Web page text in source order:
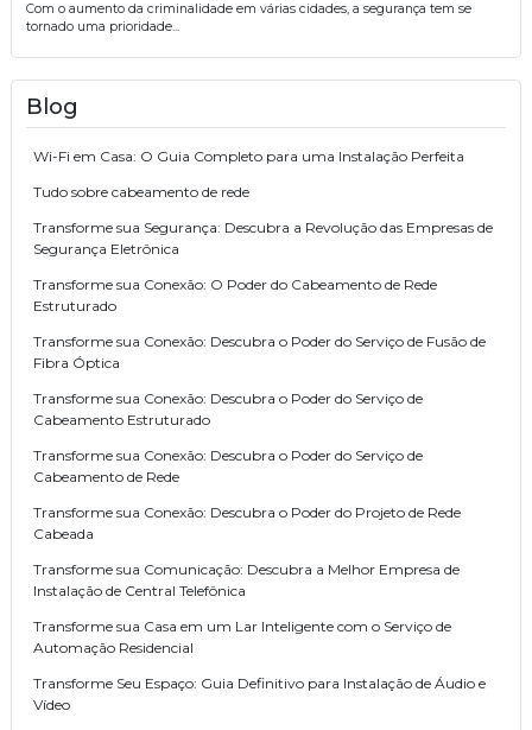
Com o aumento da criminalidade em várias cidades, a segurança tem se
tornado uma prioridade...
Blog
Wi-Fi em Casa: O Guia Completo para uma Instalação Perfeita
Tudo sobre cabeamento de rede
Transforme sua Segurança: Descubra a Revolução das Empresas de
Segurança Eletrônica
Transforme sua Conexão: O Poder do Cabeamento de Rede
Estruturado
Transforme sua Conexão: Descubra o Poder do Serviço de Fusão de
Fibra Óptica
Transforme sua Conexão: Descubra o Poder do Serviço de
Cabeamento Estruturado
Transforme sua Conexão: Descubra o Poder do Serviço de
Cabeamento de Rede
Transforme sua Conexão: Descubra o Poder do Projeto de Rede
Cabeada
Transforme sua Comunicação: Descubra a Melhor Empresa de
Instalação de Central Telefônica
Transforme sua Casa em um Lar Inteligente com o Serviço de
Automação Residencial
Transforme Seu Espaço: Guia Definitivo para Instalação de Áudio e
Vídeo